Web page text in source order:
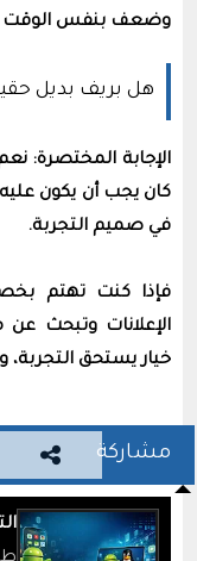
وضعف بنفس الوقت
هل بريف بديل
الإجابة المختصرة:
كان يجب أن يكون عليه
في صميم التجربة.
فإذا كنت تهتم
الإعلانات وتبحث
خيار يستحق التجربة،
مشاركة